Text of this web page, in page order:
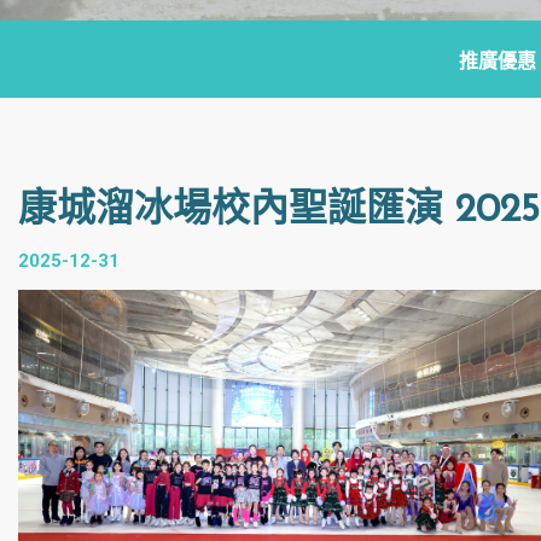
推廣優惠
康城溜冰場校內聖誕匯演 2025
2025-12-31